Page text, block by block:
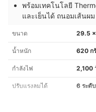
พร้อมเทคโนโลยี
และเย็นได้ ถนอมเส้นผม
ขนาด 29.5
น้ำหนัก 620 ก
กำลังไฟ 2,100
ปรับแรงลมได้ 6 ระดับ